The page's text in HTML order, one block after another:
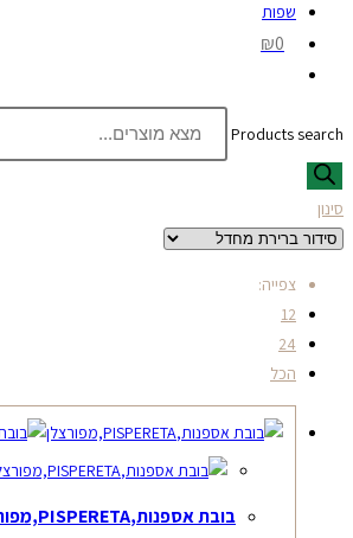
שפות
₪0
Products search
סינון
צפייה:
12
24
הכל
בובת אספנות,PISPERETA,מפורצלן